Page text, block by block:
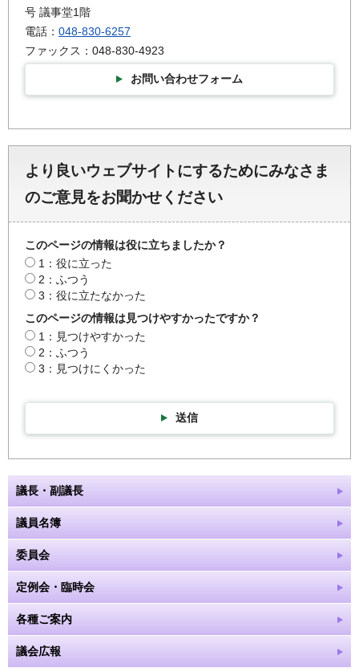
号 議事堂1階
電話： 048-830-6257
ファックス：048-830-4923
お問い合わせフォーム
より良いウェブサイトにするためにみなさま
のご意見をお聞かせください
このページの情報は役に立ちましたか？
1：役に立った
2：ふつう
3：役に立たなかった
このページの情報は見つけやすかったですか？
1：見つけやすかった
2：ふつう
3：見つけにくかった
送信
議長・副議長
議員名簿
委員会
定例会・臨時会
各種ご案内
議会広報